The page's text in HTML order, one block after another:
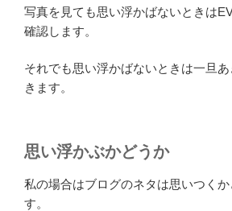
写真を見ても思い浮かばないときは
確認します。
それでも思い浮かばないときは一旦
きます。
思い浮かぶかどうか
私の場合はブログのネタは思いつく
す。